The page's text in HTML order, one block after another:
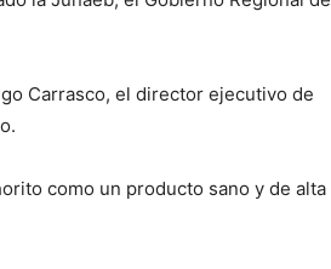
Carrasco, el director ejecutivo de
como un producto sano y de alta